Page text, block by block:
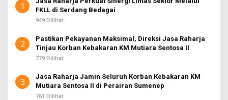
1
FKLL di Serdang Bedagai
949 Dilihat
2
Pastikan Pekayanan Maksimal, Direksi Jasa Raharja
Tinjau Korban Kebakaran KM Mutiara Sentosa II
779 Dilihat
3
Jasa Raharja Jamin Seluruh Korban Kebakaran KM
Mutiara Sentosa II di Perairan Sumenep
761 Dilihat